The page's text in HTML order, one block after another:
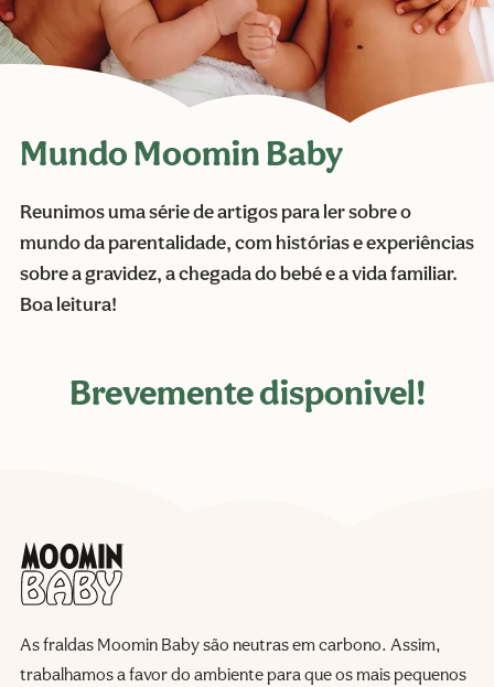
Mundo Moomin Baby
Reunimos uma série de artigos para ler sobre o
mundo da parentalidade, com histórias e experiências
sobre a gravidez, a chegada do bebé e a vida familiar.
Boa leitura!
Brevemente disponivel!
As fraldas Moomin Baby são neutras em carbono. Assim,
trabalhamos a favor do ambiente para que os mais pequenos